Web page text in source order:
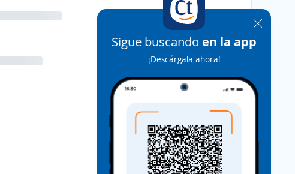
Sigue buscando en la app
¡Descárgala ahora!